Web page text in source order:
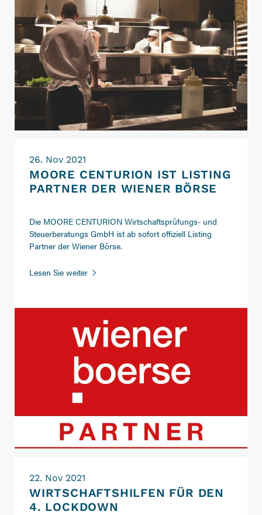
26. Nov 2021
MOORE CENTURION IST LISTING
PARTNER DER WIENER BÖRSE
Die MOORE CENTURION Wirtschaftsprüfungs- und
Steuerberatungs GmbH ist ab sofort offiziell Listing
Partner der Wiener Börse.
Lesen Sie weiterMOORE
Listing
Partner
der
Wiener
22. Nov 2021
WIRTSCHAFTSHILFEN FÜR DEN
4. LOCKDOWN